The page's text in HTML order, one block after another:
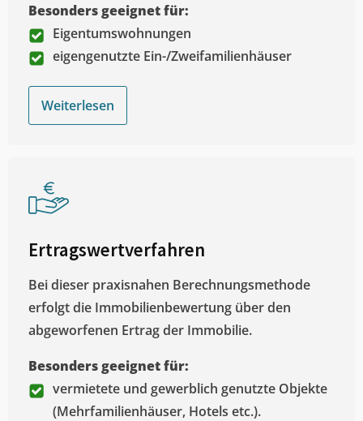
Besonders geeignet für:
Eigentumswohnungen
eigengenutzte Ein-/Zweifamilienhäuser
Weiterlesen
Ertragswertverfahren
Bei dieser praxisnahen Berechnungsmethode
erfolgt die Immobilienbewertung über den
abgeworfenen Ertrag der Immobilie.
Besonders geeignet für:
vermietete und gewerblich genutzte Objekte
(Mehrfamilienhäuser, Hotels etc.).